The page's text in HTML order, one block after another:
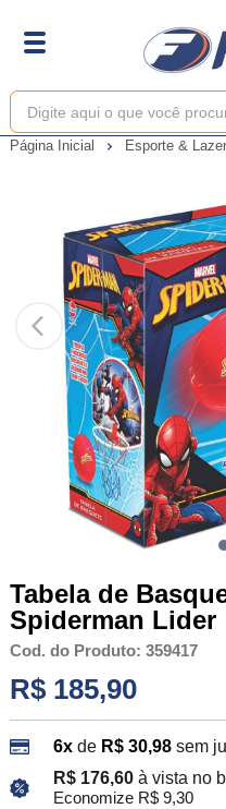
Página Inicial Esporte & Lazer
Tabela de
Spiderman Lider
Cod. do Produto: 359417
R$ 185,90
6xde R$ 30,98 sem
R$ 176,60 à vista no
Economize R$ 9,30